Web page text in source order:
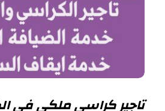
تاجير كراسي ملكي في الكويت